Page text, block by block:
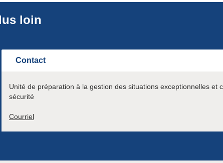
loin
Contact
Unité de préparation à la gestion des situations exceptionnelles et
sécurité
Courriel